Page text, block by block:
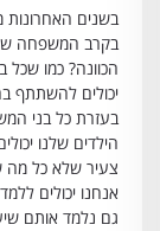
בשנים האחרונות
בקרב המשפחה
הכוונה? כמו
יכולים להשתתף
בעזרת כל בני
הילדים שלנו
צעיר שלא כל מה
אנחנו יכולים
גם נלמד אותם